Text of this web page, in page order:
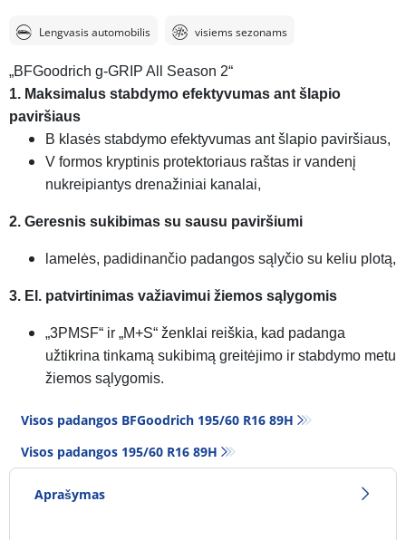
Lengvasis automobilis visiems sezonams
„BFGoodrich g-GRIP All Season 2“
1. Maksimalus stabdymo efektyvumas ant šlapio
paviršiaus
B klasės stabdymo efektyvumas ant šlapio paviršiaus,
V formos kryptinis protektoriaus raštas ir vandenį
nukreipiantys drenažiniai kanalai,
2. Geresnis sukibimas su sausu paviršiumi
lamelės, padidinančio padangos sąlyčio su keliu plotą,
3. El. patvirtinimas važiavimui žiemos sąlygomis
„3PMSF“ ir „M+S“ ženklai reiškia, kad padanga
užtikrina tinkamą sukibimą greitėjimo ir stabdymo metu
žiemos sąlygomis.
Visos padangos BFGoodrich 195/60 R16 89H
Visos padangos‎ 195/60 R16 89H
Aprašymas